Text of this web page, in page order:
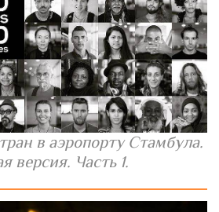
в аэропорту Стамбула.
версия. Часть 1.